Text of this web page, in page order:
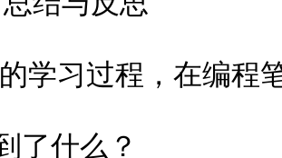
学习过程，在编程
了什么？